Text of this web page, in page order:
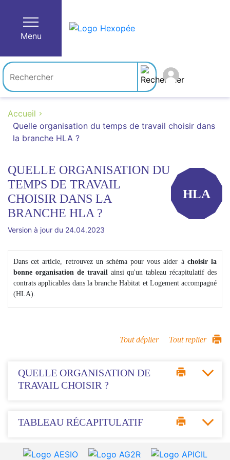
Menu
Accueil
Quelle organisation du temps de travail choisir dans
la branche HLA ?
QUELLE ORGANISATION DU
TEMPS DE TRAVAIL
CHOISIR DANS LA
BRANCHE HLA ?
HLA
Version à jour du 24.04.2023
Dans cet article, retrouvez un schéma pour vous aider à choisir la
bonne organisation de travailainsi qu'un tableau récapitulatif des
contrats applicables dans la branche Habitat et Logement accompagné
(HLA).
Tout déplier Tout replier
QUELLE ORGANISATION DE
TRAVAIL CHOISIR ?
TABLEAU RÉCAPITULATIF